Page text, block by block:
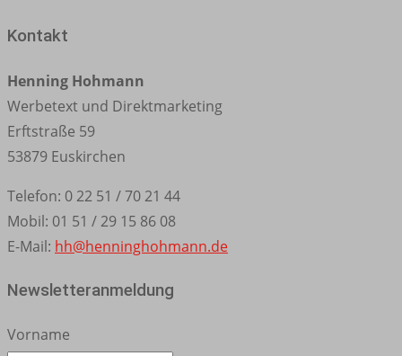
Kontakt
Henning Hohmann
Werbetext und Direktmarketing
Erftstraße 59
53879 Euskirchen
Telefon: 0 22 51 / 70 21 44
Mobil: 01 51 / 29 15 86 08
E-Mail: hh@henninghohmann.de
Newsletteranmeldung
Vorname